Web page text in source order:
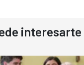
interesarte